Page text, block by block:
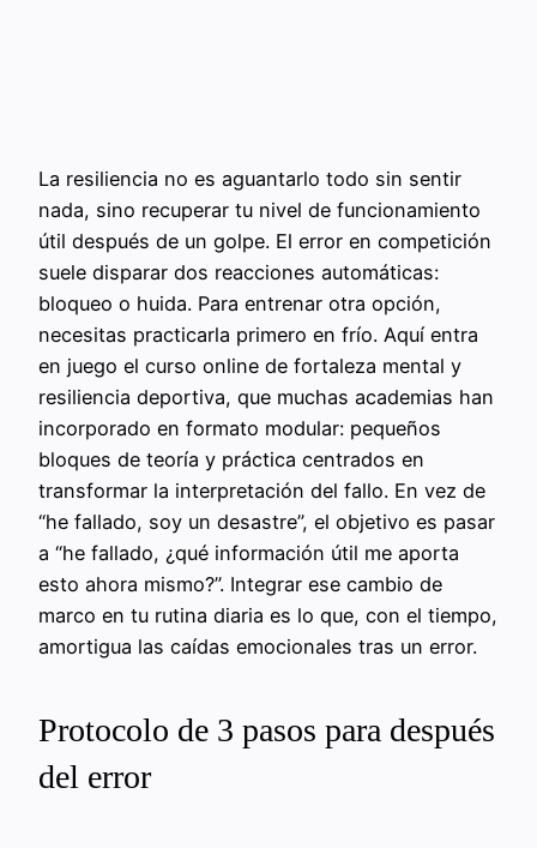
La resiliencia no es aguantarlo todo sin sentir
nada, sino recuperar tu nivel de funcionamiento
útil después de un golpe. El error en competición
suele disparar dos reacciones automáticas:
bloqueo o huida. Para entrenar otra opción,
necesitas practicarla primero en frío. Aquí entra
en juego el curso online de fortaleza mental y
resiliencia deportiva, que muchas academias han
incorporado en formato modular: pequeños
bloques de teoría y práctica centrados en
transformar la interpretación del fallo. En vez de
“he fallado, soy un desastre”, el objetivo es pasar
a “he fallado, ¿qué información útil me aporta
esto ahora mismo?”. Integrar ese cambio de
marco en tu rutina diaria es lo que, con el tiempo,
amortigua las caídas emocionales tras un error.
Protocolo de 3 pasos para después
del error